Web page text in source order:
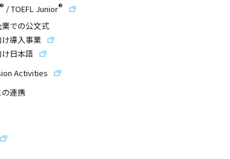
® /TOEFL Junior®
での公文式
導入事業
日本語
Activities
連携